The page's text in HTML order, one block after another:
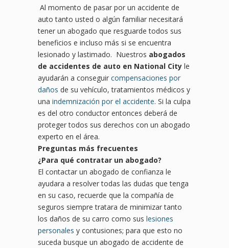
Al momento de pasar por un accidente de
auto tanto usted o algún familiar necesitará
tener un abogado que resguarde todos sus
beneficios e incluso más si se encuentra
lesionado y lastimado. Nuestros abogados
de accidentes de auto en National City le
ayudarán a conseguir compensaciones por
daños de su vehículo, tratamientos médicos y
una indemnización por el accidente. Si la culpa
es del otro conductor entonces deberá de
proteger todos sus derechos con un abogado
experto en el área.
Preguntas más frecuentes
¿Para qué contratar un abogado?
El contactar un abogado de confianza le
ayudara a resolver todas las dudas que tenga
en su caso, recuerde que la compañía de
seguros siempre tratara de minimizar tanto
los daños de su carro como sus lesiones
personales y contusiones; para que esto no
suceda busque un abogado de accidente de